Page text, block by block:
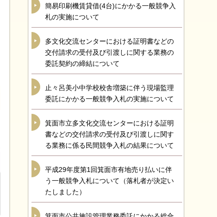
簡易印刷機賃貸借(4台)にかかる一般競争入
札の実施について
多文化交流センターにおける証明書などの
交付請求の受付及び引渡しに関する業務の
委託契約の締結について
止々呂美小中学校校舎増築に伴う現場監理
委託にかかる一般競争入札の実施について
箕面市立多文化交流センターにおける証明
書などの交付請求の受付及び引渡しに関す
る業務に係る民間競争入札の結果について
平成29年度第1回箕面市有地売り払いに伴
う一般競争入札について（落札者が決定い
たしました）